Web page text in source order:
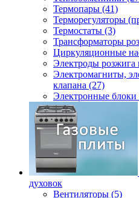
Термопары (41)
Терморегуляторы
Термостаты (3)
Трансформаторы
Циркуляционные
Электроды розжига
Электромагниты,
клапана (27)
Электронные блоки
духовок
Вентиляторы (5)